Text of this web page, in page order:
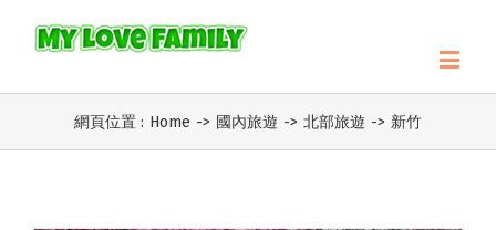
網頁位置 : Home -> 國內旅遊 -> 北部旅遊 -> 新竹